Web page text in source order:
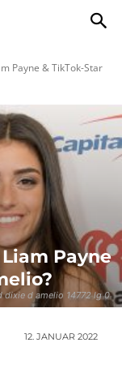
Payne & TikTok-Star
dixie d amelio 14772 lg 0
Payne
12. JANUAR 2022